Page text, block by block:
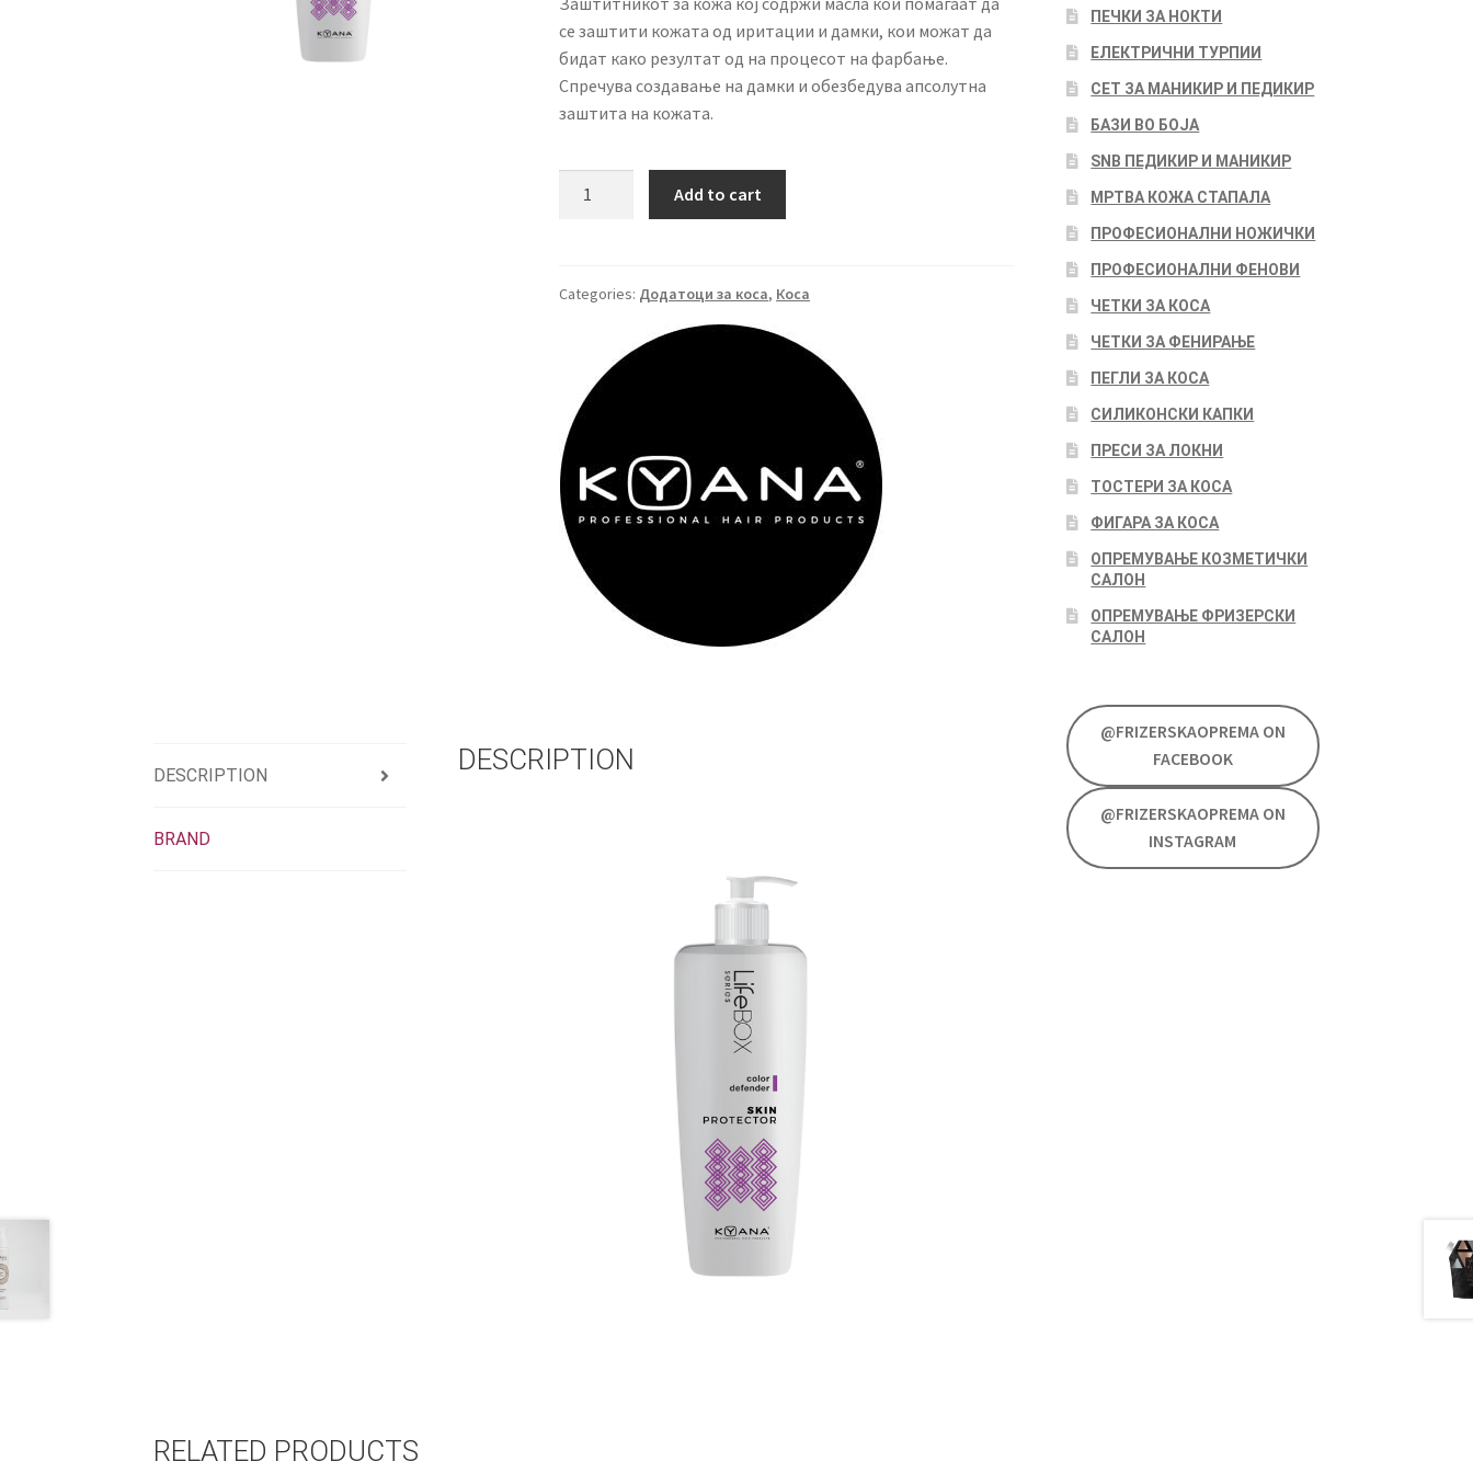
се заштити кожата од иритации и дамки, кои можат да
бидат како резултат од на процесот на фарбање.
Спречува создавање на дамки и обезбедува апсолутна
заштита на кожата.
ml.
Add to cart
Categories: Додатоци за коса, Коса
DESCRIPTION
BRAND
DESCRIPTION
RELATED PRODUCTS
ПЕЧКИ ЗА НОКТИ
ЕЛЕКТРИЧНИ ТУРПИИ
СЕТ ЗА МАНИКИР И ПЕДИКИР
БАЗИ ВО БОЈА
SNB ПЕДИКИР И МАНИКИР
МРТВА КОЖА СТАПАЛА
ПРОФЕСИОНАЛНИ НОЖИЧКИ
ПРОФЕСИОНАЛНИ ФЕНОВИ
ЧЕТКИ ЗА КОСА
ЧЕТКИ ЗА ФЕНИРАЊЕ
ПЕГЛИ ЗА КОСА
СИЛИКОНСКИ КАПКИ
ПРЕСИ ЗА ЛОКНИ
ТОСТЕРИ ЗА КОСА
ФИГАРА ЗА КОСА
ОПРЕМУВАЊЕ КОЗМЕТИЧКИ
САЛОН
ОПРЕМУВАЊЕ ФРИЗЕРСКИ
САЛОН
@FRIZERSKAOPREMA ON
FACEBOOK
@FRIZERSKAOPREMA ON
INSTAGRAM